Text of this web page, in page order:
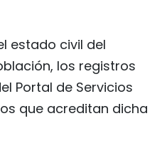
estado civil del
los registros
Portal de Servicios
que acreditan dicha